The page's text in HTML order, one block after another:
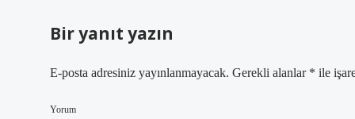
Bir yanıt yazın
E-posta adresiniz yayınlanmayacak. Gerekli alanlar * ile
Yorum